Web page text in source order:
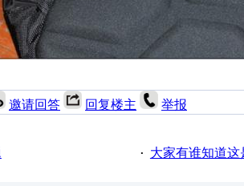
邀请回答 回复楼主 举报
· 大家有谁知道